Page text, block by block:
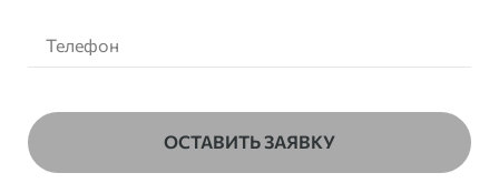
ОСТАВИТЬ ЗАЯВКУ